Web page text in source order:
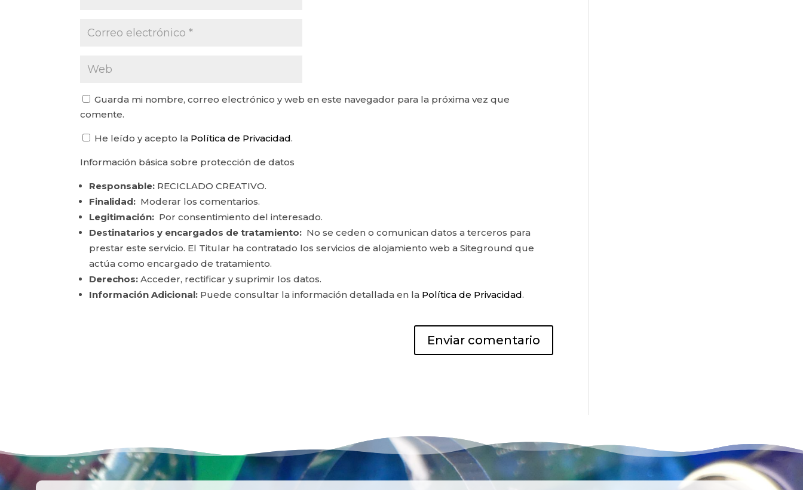
Guarda mi nombre, correo electrónico y web en este navegador para la próxima vez que
comente.
He leído y acepto la Política de Privacidad.
Información básica sobre protección de datos
Responsable: RECICLADO CREATIVO.
Finalidad: Moderar los comentarios.
Legitimación: Por consentimiento del interesado.
Destinatarios y encargados de tratamiento: No se ceden o comunican datos a terceros para
prestar este servicio. El Titular ha contratado los servicios de alojamiento web a Siteground que
actúa como encargado de tratamiento.
Derechos: Acceder, rectificar y suprimir los datos.
Información Adicional: Puede consultar la información detallada en la Política de Privacidad.